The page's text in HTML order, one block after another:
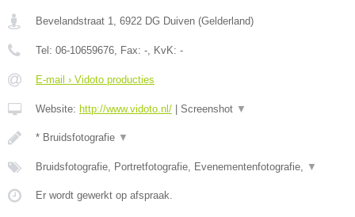
Bevelandstraat 1 6922 DG Duiven (Gelderland)
Tel: 06-10659676 , Fax: - , KvK: -
E-mail › Vidoto producties
Website: http://www.vidoto.nl/ Screenshot ▼
* Bruidsfotografie ▼
Bruidsfotografie, Portretfotografie, Evenementenfotografie, ▼
Er wordt gewerkt op afspraak.